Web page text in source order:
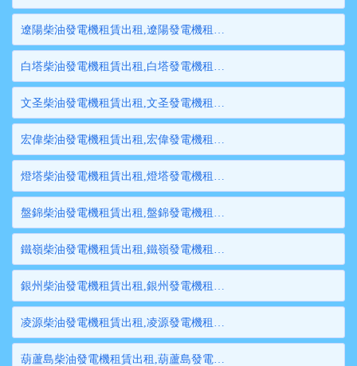
遼陽柴油發電機租賃出租,遼陽發電機租賃,遼陽發電機出租,遼陽大型發電機租賃,遼陽大型發電機出租
白塔柴油發電機租賃出租,白塔發電機租賃,白塔發電機出租,白塔大型發電機租賃,白塔大型發電機出租
文圣柴油發電機租賃出租,文圣發電機租賃,文圣發電機出租,文圣大型發電機租賃,文圣大型發電機出租
宏偉柴油發電機租賃出租,宏偉發電機租賃,宏偉發電機出租,宏偉大型發電機租賃,宏偉大型發電機出租
燈塔柴油發電機租賃出租,燈塔發電機租賃,燈塔發電機出租,燈塔大型發電機租賃,燈塔大型發電機出租
盤錦柴油發電機租賃出租,盤錦發電機租賃,盤錦發電機出租,盤錦大型發電機租賃,盤錦大型發電機出租
鐵嶺柴油發電機租賃出租,鐵嶺發電機租賃,鐵嶺發電機出租,鐵嶺大型發電機租賃,鐵嶺大型發電機出租
銀州柴油發電機租賃出租,銀州發電機租賃,銀州發電機出租,銀州大型發電機租賃,銀州大型發電機出租
凌源柴油發電機租賃出租,凌源發電機租賃,凌源發電機出租,凌源大型發電機租賃,凌源大型發電機出租
葫蘆島柴油發電機租賃出租,葫蘆島發電機租賃,葫蘆島發電機出租,葫蘆島大型發電機租賃,葫蘆島大型發電機出租